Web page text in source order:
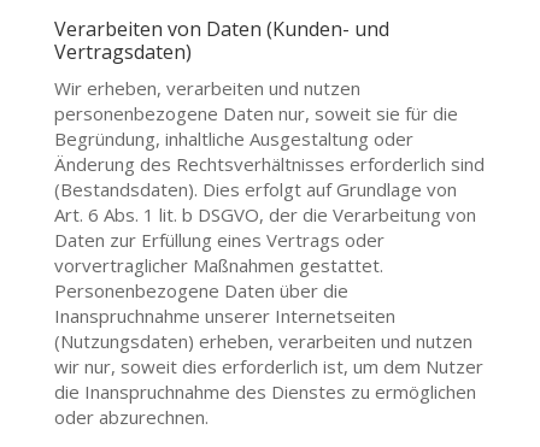
Verarbeiten von Daten (Kunden- und
Vertragsdaten)
Wir erheben, verarbeiten und nutzen
personenbezogene Daten nur, soweit sie für die
Begründung, inhaltliche Ausgestaltung oder
Änderung des Rechtsverhältnisses erforderlich sind
(Bestandsdaten). Dies erfolgt auf Grundlage von
Art. 6 Abs. 1 lit. b DSGVO, der die Verarbeitung von
Daten zur Erfüllung eines Vertrags oder
vorvertraglicher Maßnahmen gestattet.
Personenbezogene Daten über die
Inanspruchnahme unserer Internetseiten
(Nutzungsdaten) erheben, verarbeiten und nutzen
wir nur, soweit dies erforderlich ist, um dem Nutzer
die Inanspruchnahme des Dienstes zu ermöglichen
oder abzurechnen.